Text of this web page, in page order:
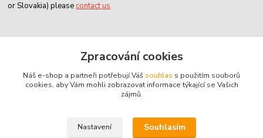
or Slovakia) please contact us
classicdvd@classicdvd.cz
Zpracování cookies
Náš e-shop a partneři potřebují Váš souhlas s použitím souborů
cookies, aby Vám mohli zobrazovat informace týkající se Vašich
zájmů.
Nastavení Souhlasím